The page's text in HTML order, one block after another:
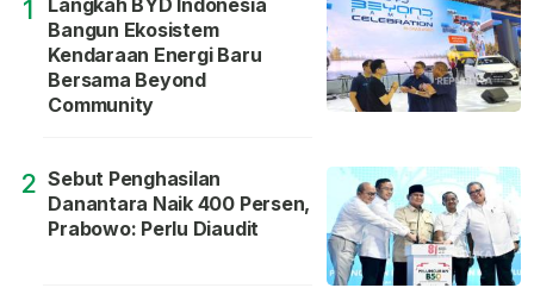
1
Bangun Ekosistem
Kendaraan Energi Baru
Bersama Beyond
Community
2 Sebut Penghasilan
Danantara Naik 400 Persen,
Prabowo: Perlu Diaudit